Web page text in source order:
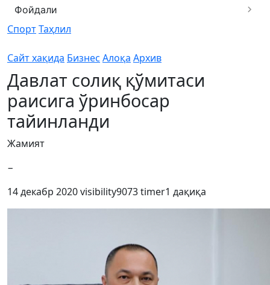
Фойдали
СпортТаҳлил
Сайт хақида Бизнес Алоқа Архив
Давлат солиқ қўмитаси
раисига ўринбосар
тайинланди
Жамият
−
14 декабр 2020visibility9073timer1 дақиқа